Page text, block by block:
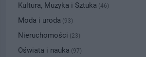
Kultura, Muzyka i Sztuka (46)
Moda i uroda (93)
Nieruchomości (23)
Oświata i nauka (97)